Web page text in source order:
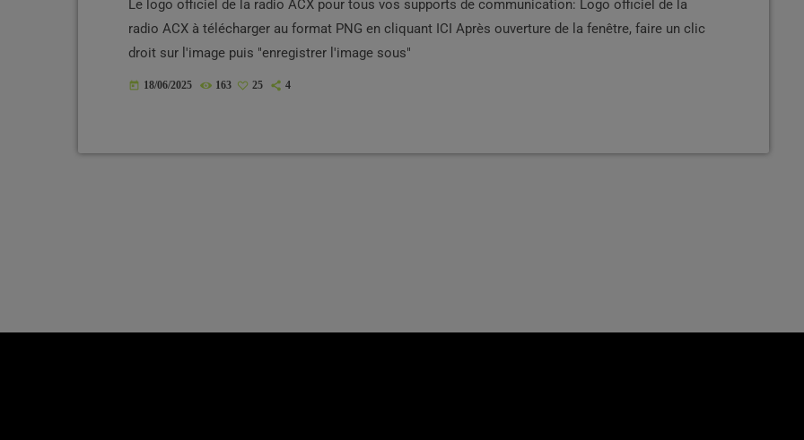
Le logo officiel de la radio ACX pour tous vos supports de communication: Logo officiel de la
radio ACX à télécharger au format PNG en cliquant ICI Après ouverture de la fenêtre, faire un clic
droit sur l'image puis "enregistrer l'image sous"
today 18/06/2025 163 25 4